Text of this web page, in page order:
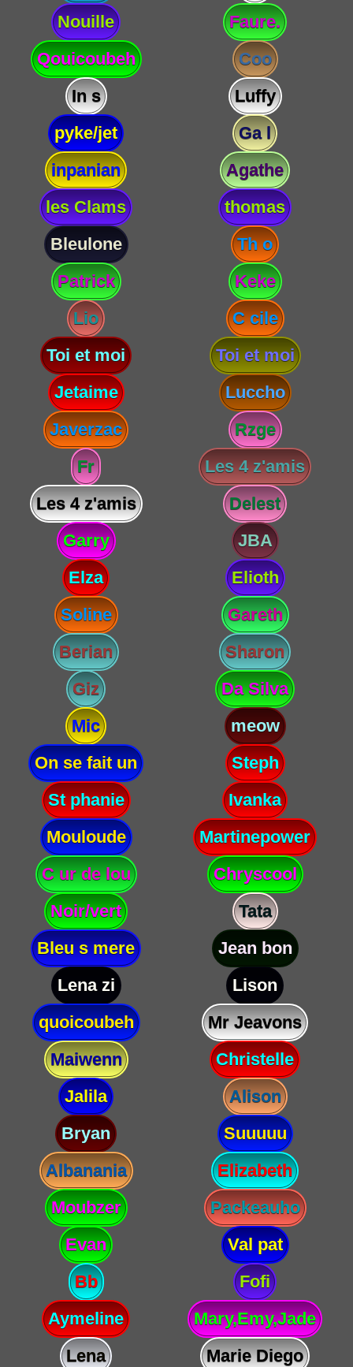
Nouille
Faure.
Qouicoubeh
Coo
In s
Luffy
pyke/jet
Ga l
inpanian
Agathe
les Clams
thomas
Bleulone
Th o
Patrick
Keke
Lio
C cile
Toi et moi
Toi et moi
Jetaime
Luccho
Javerzac
Rzge
Fr
Les 4 z'amis
Les 4 z'amis
Delest
Garry
JBA
Elza
Elioth
Soline
Gareth
Berian
Sharon
Giz
Da Silva
Mic
meow
On se fait un
Steph
St phanie
Ivanka
Mouloude
Martinepower
C ur de lou
Chryscool
Noir/vert
Tata
Bleu s mere
Jean bon
Lena zi
Lison
quoicoubeh
Mr Jeavons
Maiwenn
Christelle
Jalila
Alison
Bryan
Suuuuu
Albanania
Elizabeth
Moubzer
Packeauho
Evan
Val pat
Bb
Fofi
Aymeline
Mary,Emy,Jade
Lena
Marie Diego